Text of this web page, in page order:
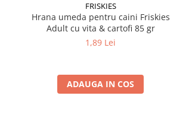
FRISKIES
Hrana umeda pentru caini Friskies
Adult cu vita & cartofi 85 gr
1,89 Lei
ADAUGA IN COS